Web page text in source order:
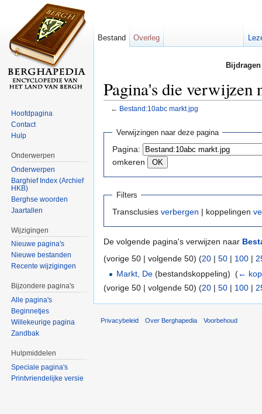
Pagina's die verwijzen
← Bestand:10abc markt.jpg
Verwijzingen naar deze pagina
Pagina:
omkeren
Filters
Transclusies verbergen | koppelingen
De volgende pagina's verwijzen naar
(vorige 50 | volgende 50) (20 | 50 | 100 |
Markt, De (bestandskoppeling) ‎(←
(vorige 50 | volgende 50) (20 | 50 | 100 |
Bestand Overleg
Hoofdpagina
Contact
Hulp
Onderwerpen
Onderwerpen
Barghief Index (Archief
HKB)
Berghse woorden
Jaartallen
Wijzigingen
Nieuwe pagina's
Nieuwe bestanden
Recente wijzigingen
Bijzondere pagina's
Alle pagina's
Beginnetjes
Willekeurige pagina
Zandbak
Hulpmiddelen
Speciale pagina's
Printvriendelijke versie
Privacybeleid Over Berghapedia Voorbehoud